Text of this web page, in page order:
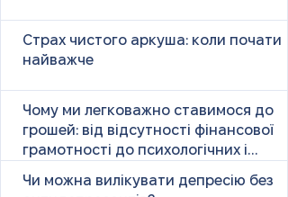
Страх чистого аркуша: коли почати
найважче
Чому ми легковажно ставимося до
грошей: від відсутності фінансової
грамотності до психологічних і
Чи можна вилікувати депресію без